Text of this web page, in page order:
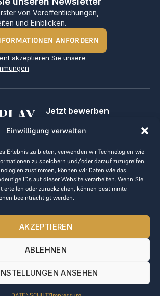
Einwilligung verwalten
Erlebnis zu bieten, verwenden wir Technologien wie
zu speichern und/oder darauf zuzugreifen.
zustimmen, können wir Daten wie das
IDs auf dieser Website verarbeiten. Wenn Sie
erteilen oder zurückziehen, können bestimmte
beeinträchtigt werden.
AKZEPTIEREN
ABLEHNEN
ANSEHEN
von Veröffentlichungen,
und Einblicken.
ANFORDERN
akzeptieren Sie unsere
.
GOLF,
Jetzt bewerben
Kontakt
AGB
Datenrichtlinie
loge.com
Team hilft Ihnen gerne weiter.
bis 17:00 Uhr.
Alle Rechte vorbehalten.